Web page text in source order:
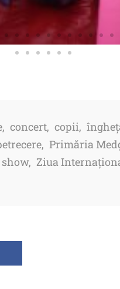
, concert, copii,
, Primăria
show, Ziua